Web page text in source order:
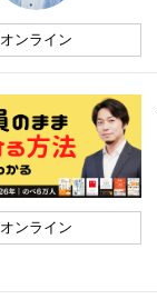
オンライン
オンライン